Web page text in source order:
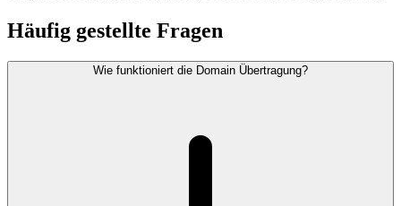
Häufig gestellte Fragen
Wie funktioniert die Domain Übertragung?